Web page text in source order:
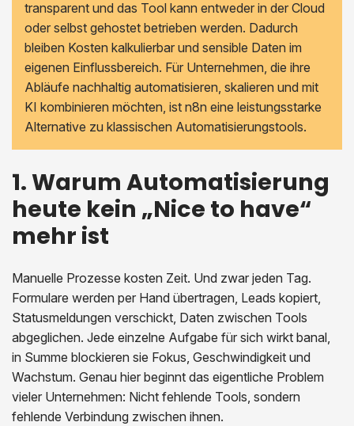
transparent und das Tool kann entweder in der Cloud
oder selbst gehostet betrieben werden. Dadurch
bleiben Kosten kalkulierbar und sensible Daten im
eigenen Einflussbereich. Für Unternehmen, die ihre
Abläufe nachhaltig automatisieren, skalieren und mit
KI kombinieren möchten, ist n8n eine leistungsstarke
Alternative zu klassischen Automatisierungstools.
1. Warum Automatisierung
heute kein „Nice to have“
mehr ist
Manuelle Prozesse kosten Zeit. Und zwar jeden Tag.
Formulare werden per Hand übertragen, Leads kopiert,
Statusmeldungen verschickt, Daten zwischen Tools
abgeglichen. Jede einzelne Aufgabe für sich wirkt banal,
in Summe blockieren sie Fokus, Geschwindigkeit und
Wachstum. Genau hier beginnt das eigentliche Problem
vieler Unternehmen: Nicht fehlende Tools, sondern
fehlende Verbindung zwischen ihnen.